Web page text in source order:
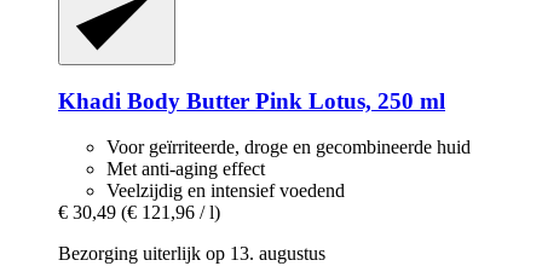
Khadi Body Butter Pink Lotus, 250 ml
Voor geïrriteerde, droge en gecombineerde huid
Met anti-aging effect
Veelzijdig en intensief voedend
€ 30,49 (€ 121,96 / l)
Bezorging uiterlijk op 13. augustus